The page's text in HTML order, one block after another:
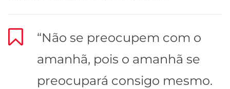
“Não se preocupem com o
amanhã, pois o amanhã se
preocupará consigo mesmo.